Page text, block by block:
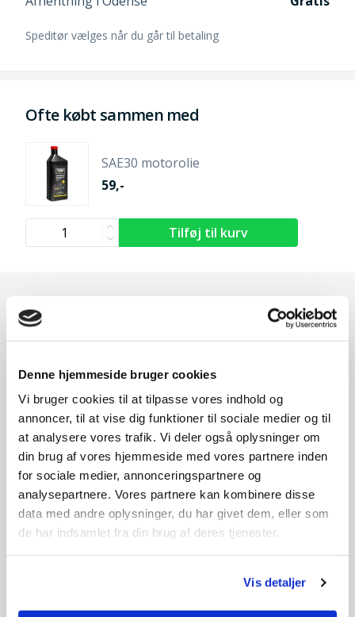
Denne hjemmeside bruger cookies
Vi bruger cookies til at tilpasse vores indhold og
annoncer, til at vise dig funktioner til sociale medier og til
at analysere vores trafik. Vi deler også oplysninger om
din brug af vores hjemmeside med vores partnere inden
for sociale medier, annonceringspartnere og
analysepartnere. Vores partnere kan kombinere disse
data med andre oplysninger, du har givet dem, eller som
de har indsamlet fra din brug af deres tjenester.
Vis detaljer
Speditør vælges når du går til betaling
Ofte købt sammen med
SAE30 motorolie
59,-
Andre kunder købte også
SAE30 motorolie
59,-